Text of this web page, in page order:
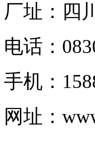
厂址：四
电话：
手机：
网址：